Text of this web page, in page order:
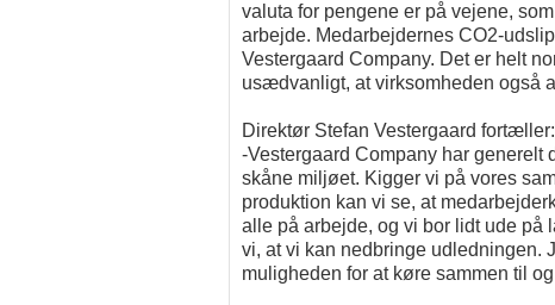
valuta for pengene er på vejene,
arbejde. Medarbejdernes CO2-
Vestergaard Company. Det er helt
usædvanligt, at virksomheden også
Direktør Stefan Vestergaard fortæller:
-Vestergaard Company har generelt
skåne miljøet. Kigger vi på vores
produktion kan vi se, at
alle på arbejde, og vi bor lidt ude på
vi, at vi kan nedbringe udledningen.
muligheden for at køre sammen til